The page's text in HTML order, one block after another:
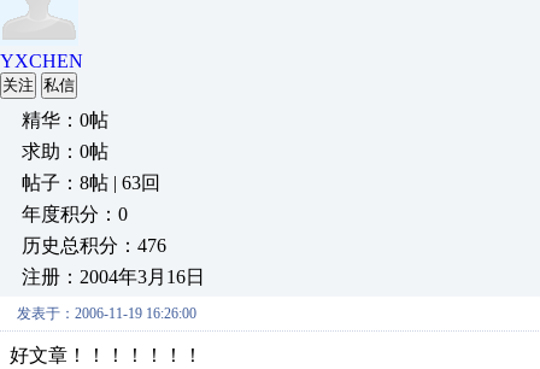
YXCHEN
关注 私信
精华：0帖
求助：0帖
帖子：8帖 | 63回
年度积分：0
历史总积分：476
注册：2004年3月16日
发表于：2006-11-19 16:26:00
好文章！！！！！！！